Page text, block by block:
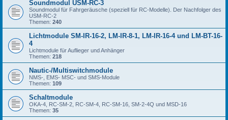
Soundmodul USM-RC-3
Soundmodul für Fahrgeräusche (speziell für RC-Modelle). Der Nachfolger des
USM-RC-2
Themen: 240
Lichtmodule SM-IR-16-2, LM-IR-8-1, LM-IR-16-4 und LM-BT-16-
4
Lichtmodule für Auflieger und Anhänger
Themen: 218
Nautic-/Multiswitchmodule
NMS-, EMS- MSC- und SMS-Module
Themen: 109
Schaltmodule
OKA-4, RC-SM-2, RC-SM-4, RC-SM-16, SM-2-4Q und MSD-16
Themen: 35